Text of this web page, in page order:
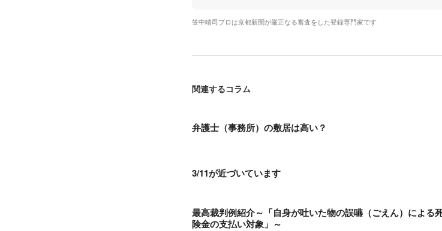
笠中晴司プロは京都新聞が厳正なる審査をした登録専門家です
関連するコラム
弁護士（事務所）の敷居は高い？
3/11が近づいています
最高裁判例紹介～「自身が吐いた物の誤嚥（ごえん）による
険金の支払い対象」～